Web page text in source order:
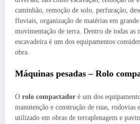
caminhão, remoção de solo, perfuração,
fluviais, organização de matérias em
movimentação de terra. Dentro de todas as
escavadeira é um dos equipamentos
obra.
Máquinas pesadas – Rolo
O rolo compactador é um dos
manutenção e construção de ruas, rodovias
utilizado em obras de terraplenagem e